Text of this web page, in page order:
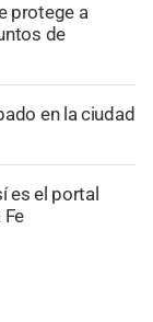
protege a
de
en la ciudad
es el portal